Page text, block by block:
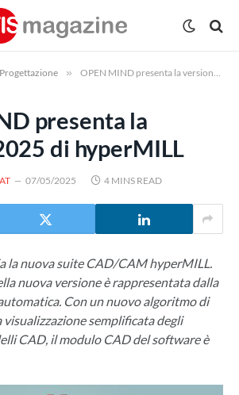
Progettazione » OPEN MIND presenta la versione 2025 di hyperMILL
presenta la
di hyperMILL
07/05/2025 4 MINS READ
la nuova suite CAD/CAM hyperMILL.
nuova versione è rappresentata dalla
Con un nuovo algoritmo di
visualizzazione semplificata degli
CAD, il modulo CAD del software è